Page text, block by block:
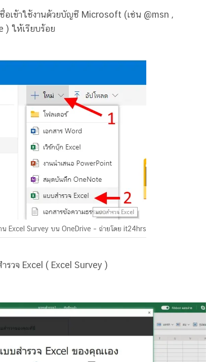
อเข้าใช้งานด้วยบัญชี Microsoft (เช่น @msn ,
) ให้เรียบร้อย
น Excel Survey บน OneDrive – ถ่ายโดย it24hrs
รวจ Excel ( Excel Survey )